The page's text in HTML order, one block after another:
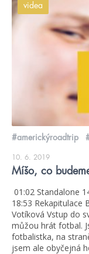
videa
#americkýroadtrip
10. 6. 2019
Míšo, co
01:02 Standalone
18:53 Rekapitulace
Votíková Vstup do
můžou hrát fotbal.
fotbalistka, na
jsem ale obyčejná